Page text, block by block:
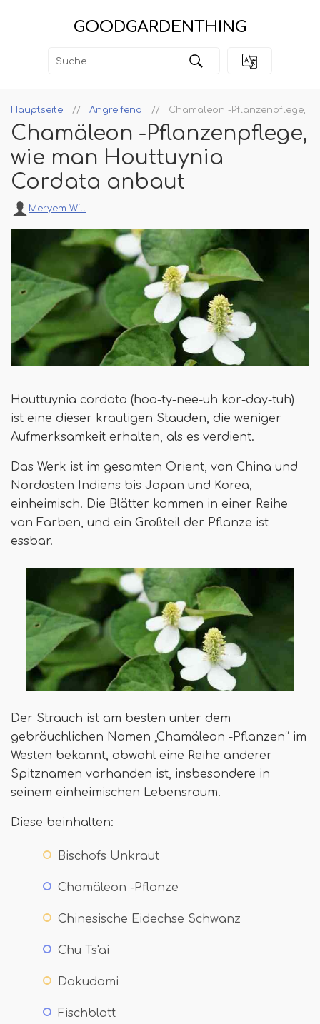
GOODGARDENTHING
Hauptseite Angreifend Chamäleon -Pflanzenpflege,
Chamäleon -Pflanzenpflege,
wie man Houttuynia
Cordata anbaut
Meryem Will
Houttuynia cordata (hoo-ty-nee-uh kor-day-tuh)
ist eine dieser krautigen Stauden, die weniger
Aufmerksamkeit erhalten, als es verdient.
Das Werk ist im gesamten Orient, von China und
Nordosten Indiens bis Japan und Korea,
einheimisch. Die Blätter kommen in einer Reihe
von Farben, und ein Großteil der Pflanze ist
essbar.
Der Strauch ist am besten unter dem
gebräuchlichen Namen „Chamäleon -Pflanzen“ im
Westen bekannt, obwohl eine Reihe anderer
Spitznamen vorhanden ist, insbesondere in
seinem einheimischen Lebensraum.
Diese beinhalten:
Bischofs Unkraut
Chamäleon -Pflanze
Chinesische Eidechse Schwanz
Chu Ts'ai
Dokudami
Fischblatt